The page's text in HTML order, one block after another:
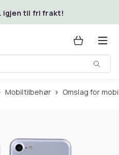
igjen til fri frakt!
Mobiltilbehør Omslag for